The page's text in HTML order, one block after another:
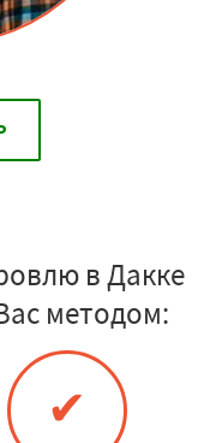
в Дакке
методом:
✔